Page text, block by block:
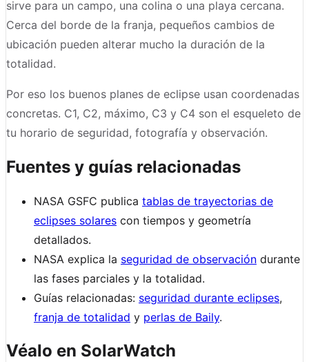
sirve para un campo, una colina o una playa cercana.
Cerca del borde de la franja, pequeños cambios de
ubicación pueden alterar mucho la duración de la
totalidad.
Por eso los buenos planes de eclipse usan coordenadas
concretas. C1, C2, máximo, C3 y C4 son el esqueleto de
tu horario de seguridad, fotografía y observación.
Fuentes y guías relacionadas
NASA GSFC publica tablas de trayectorias de
eclipses solares con tiempos y geometría
detallados.
NASA explica la seguridad de observación durante
las fases parciales y la totalidad.
Guías relacionadas: seguridad durante eclipses,
franja de totalidad y perlas de Baily.
Véalo en SolarWatch